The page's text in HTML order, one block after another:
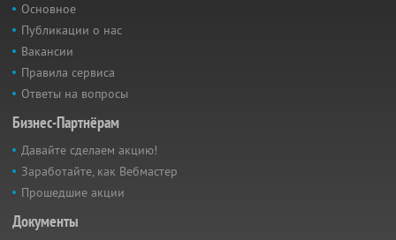
Основное
Публикации о нас
Вакансии
Правила сервиса
Ответы на вопросы
Бизнес-Партнёрам
Давайте сделаем акцию!
Заработайте, как Вебмастер
Прошедшие акции
Документы